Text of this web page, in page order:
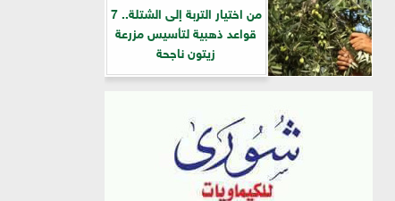
من اختيار التربة إلى الشتلة.. 7
قواعد ذهبية لتأسيس مزرعة
زيتون ناجحة